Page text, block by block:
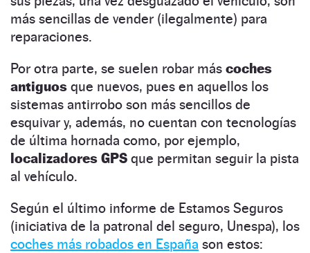
más sencillas de vender (ilegalmente) para
reparaciones.
Por otra parte, se suelen robar más coches
antiguos que nuevos, pues en aquellos los
sistemas antirrobo son más sencillos de
esquivar y, además, no cuentan con tecnologías
de última hornada como, por ejemplo,
localizadores GPS que permitan seguir la pista
al vehículo.
Según el último informe de Estamos Seguros
(iniciativa de la patronal del seguro, Unespa), los
coches más robados en España son estos: